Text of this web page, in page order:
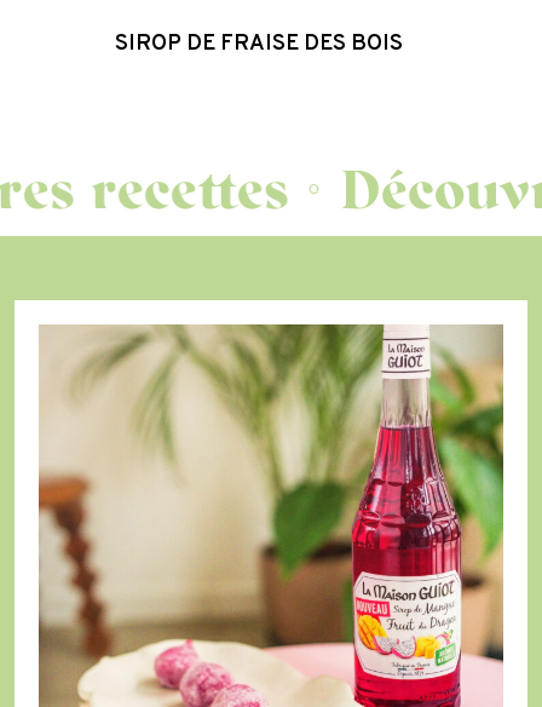
SIROP DE FRAISE DES BOIS
recettes◦
Mochis
Glacés
Mangue
du
Dragon